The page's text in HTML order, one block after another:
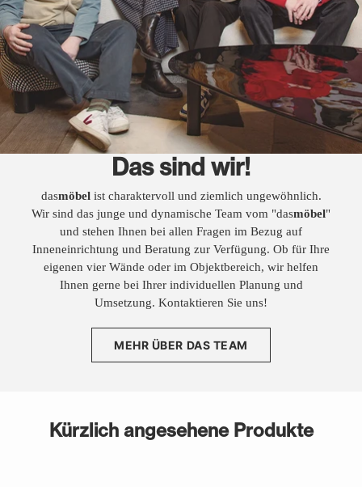
Das sind wir!
dasmöbelist charaktervoll und ziemlich ungewöhnlich.
Wir sind das junge und dynamische Team vom "dasmöbel"
und stehen Ihnen bei allen Fragen im Bezug auf
Inneneinrichtung und Beratung zur Verfügung. Ob für Ihre
eigenen vier Wände oder im Objektbereich, wir helfen
Ihnen gerne bei Ihrer individuellen Planung und
Umsetzung. Kontaktieren Sie uns!
MEHR ÜBER DAS TEAM
Kürzlich angesehene Produkte